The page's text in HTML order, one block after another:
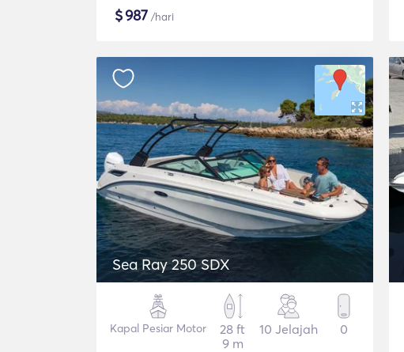
$987 /hari
Sea Ray 250 SDX
Kapal Pesiar Motor
28 ft
9 m
10 Jelajah 0